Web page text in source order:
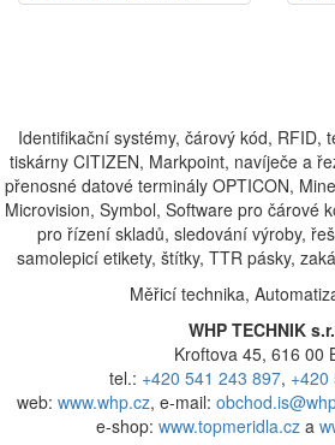
Identifikační systémy, čárový kód, RFID,
tiskárny CITIZEN, Markpoint, navíječe a
přenosné datové terminály OPTICON,
Microvision, Symbol, Software pro čárové
pro řízení skladů, sledování výroby,
samolepicí etikety, štítky, TTR pásky,
Měřicí technika,
WHP TECHNIK
Kroftova 45, 616 00
tel.: +420 541 243 897, +420
web: www.whp.cz, e-mail:
e-shop: www.topmeridla.cz a